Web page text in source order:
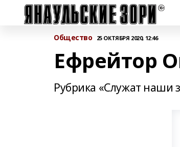
Общество 25 ОКТЯБРЯ 2020, 12:46
Ефрейтор
Рубрика «Служат наши